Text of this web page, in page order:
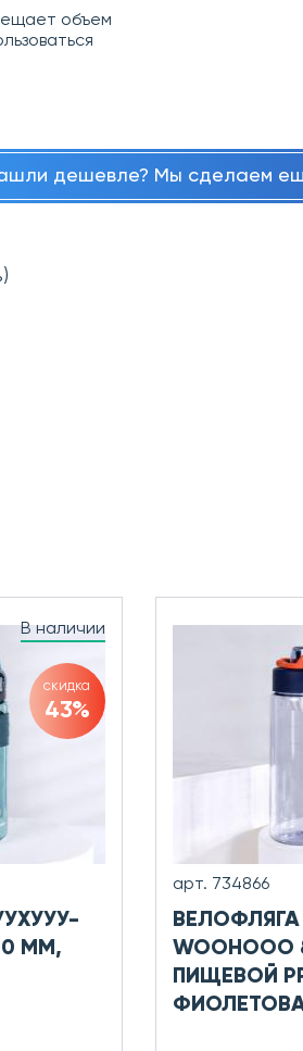
объем
дешевле? Мы сделаем
В наличии
скидка
43%
ММ,
арт. 734866
ВЕЛОФЛЯГА
ПИЩЕВОЙ